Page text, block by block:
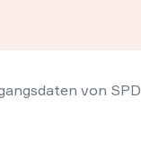
von